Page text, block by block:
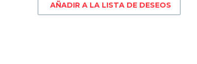
AÑADIR A LA LISTA DE DESEOS